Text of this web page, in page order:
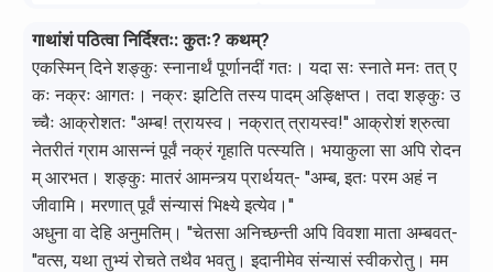
गाथांशं पठित्वा निर्दिश्तः: कुतः? कथम्?
एकस्मिन् दिने शङ्कुः स्नानार्थं पूर्णानदीं गतः। यदा सः स्नाते मनः तत् ए
कः नक्रः आगतः। नक्रः झटिति तस्य पादम् अङ्क्षिप्त। तदा शङ्कुः उ
च्चैः आक्रोशतः ''अम्ब! त्रायस्व। नक्रात् त्रायस्व!'' आक्रोशं श्रुत्वा
नेतरीतं ग्राम आसन्नं पूर्वं नक्रं गृहाति पत्स्यति। भयाकुला सा अपि रोदन
म् आरभत। शङ्कुः मातरं आमन्त्र्य प्रार्थयत्- ''अम्ब, इतः परम अहं न
जीवामि। मरणात् पूर्वं संन्यासं भिक्ष्ये इत्येव।''
अधुना वा देहि अनुमतिम्। ''चेतसा अनिच्छन्ती अपि विवशा माता अम्बवत्-
''वत्स, यथा तुभ्यं रोचते तथैव भवतु। इदानीमेव संन्यासं स्वीकरोतु। मम